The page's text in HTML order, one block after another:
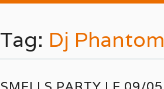
Tag: Dj Phantom